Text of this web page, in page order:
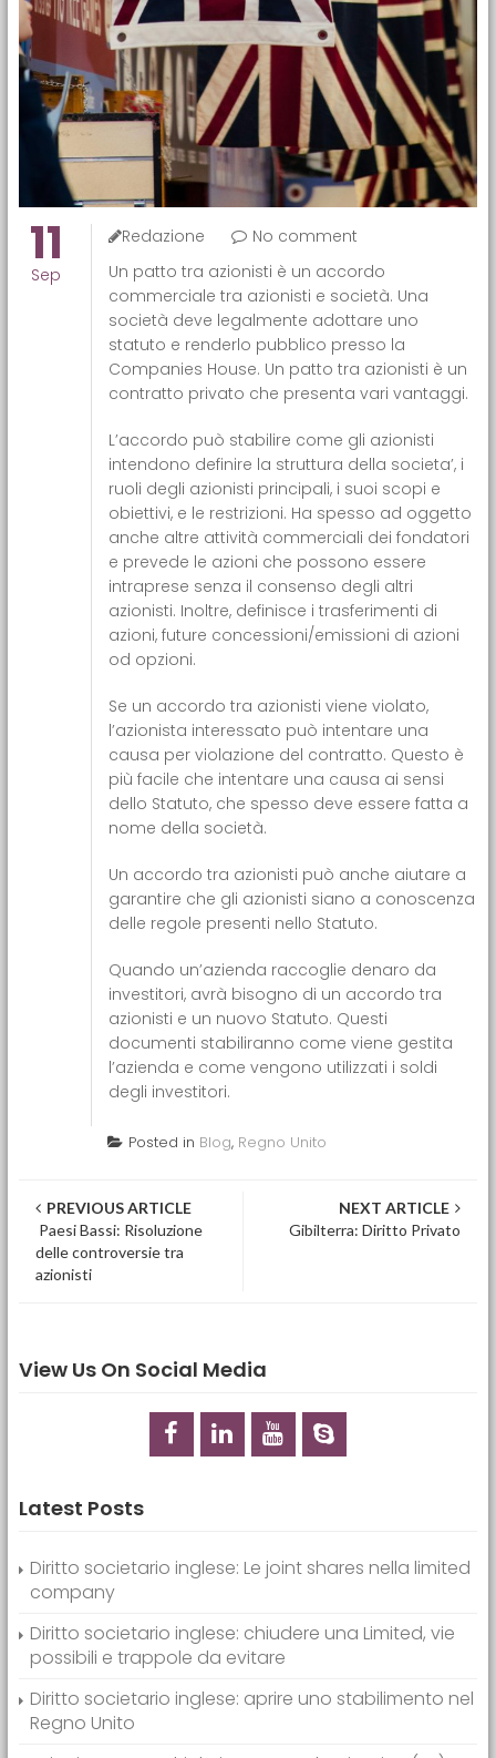
11
Sep
Redazione
No comment
Un patto tra azionisti è un accordo
commerciale tra azionisti e società. Una
società deve legalmente adottare uno
statuto e renderlo pubblico presso la
Companies House. Un patto tra azionisti è un
contratto privato che presenta vari vantaggi.
L’accordo può stabilire come gli azionisti
intendono definire la struttura della societa’, i
ruoli degli azionisti principali, i suoi scopi e
obiettivi, e le restrizioni. Ha spesso ad oggetto
anche altre attività commerciali dei fondatori
e prevede le azioni che possono essere
intraprese senza il consenso degli altri
azionisti. Inoltre, definisce i trasferimenti di
azioni, future concessioni/emissioni di azioni
od opzioni.
Se un accordo tra azionisti viene violato,
l’azionista interessato può intentare una
causa per violazione del contratto. Questo è
più facile che intentare una causa ai sensi
dello Statuto, che spesso deve essere fatta a
nome della società.
Un accordo tra azionisti può anche aiutare a
garantire che gli azionisti siano a conoscenza
delle regole presenti nello Statuto.
Quando un’azienda raccoglie denaro da
investitori, avrà bisogno di un accordo tra
azionisti e un nuovo Statuto. Questi
documenti stabiliranno come viene gestita
l’azienda e come vengono utilizzati i soldi
degli investitori.
Posted in Blog, Regno Unito
Post navigation
PREVIOUS ARTICLE
Paesi Bassi: Risoluzione
delle controversie tra
azionisti
NEXT ARTICLE
Gibilterra: Diritto Privato
View Us On Social Media
Latest Posts
Diritto societario inglese: Le joint shares nella limited
company
Diritto societario inglese: chiudere una Limited, vie
possibili e trappole da evitare
Diritto societario inglese: aprire uno stabilimento nel
Regno Unito